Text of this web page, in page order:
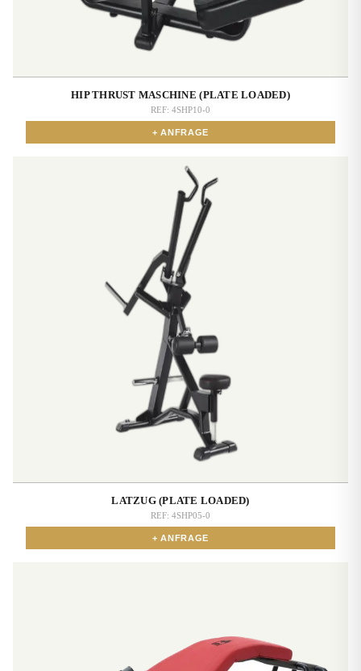
HIP THRUST MASCHINE (PLATE LOADED)
REF: 4SHP10-0
+ ANFRAGE
LATZUG (PLATE LOADED)
REF: 4SHP05-0
+ ANFRAGE